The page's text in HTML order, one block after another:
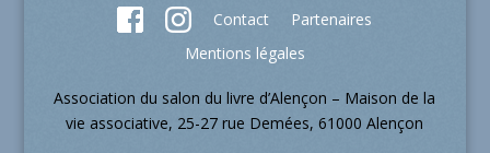
Contact
Partenaires
Mentions légales
Association du salon du livre d’Alençon – Maison de la
vie associative, 25-27 rue Demées, 61000 Alençon